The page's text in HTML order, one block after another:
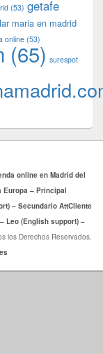
(53) getafe
maria en madrid
online(53)
(65) surespot
online en Madrid del
Europa – Principal
– Secundario AttCliente
Leo (English support) –
los Derechos Reservados.